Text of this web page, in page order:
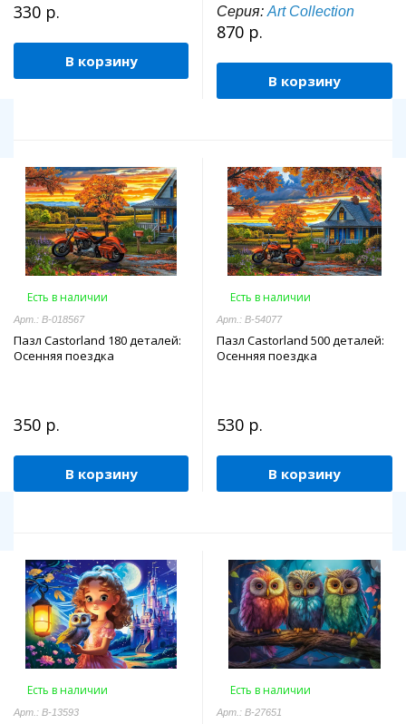
330 р.
В корзину
Серия: Art Collection
870 р.
В корзину
Есть в наличии
Арт.: В-018567
Пазл Castorland 180 деталей:
Осенняя поездка
350 р.
В корзину
Есть в наличии
Арт.: B-54077
Пазл Castorland 500 деталей:
Осенняя поездка
530 р.
В корзину
Есть в наличии
Арт.: В-13593
Есть в наличии
Арт.: B-27651